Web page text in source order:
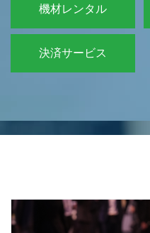
機材レンタル
決済サービス